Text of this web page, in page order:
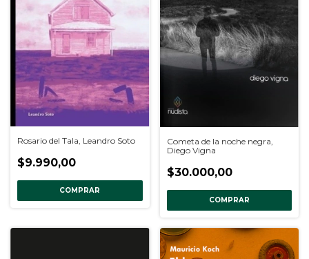
Rosario del Tala, Leandro Soto
$9.990,00
COMPRAR
Cometa de la noche negra,
Diego Vigna
$30.000,00
COMPRAR